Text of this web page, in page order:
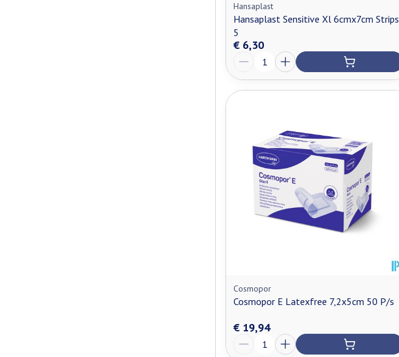
Hansaplast
Hansaplast Sensitive Xl 6cmx7cm Strips
5
€ 6,30
Cosmopor
Cosmopor E Latexfree 7,2x5cm 50 P/s
€ 19,94